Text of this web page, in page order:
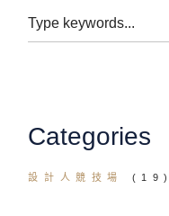
Search
Categories
設計人競技場 (19)